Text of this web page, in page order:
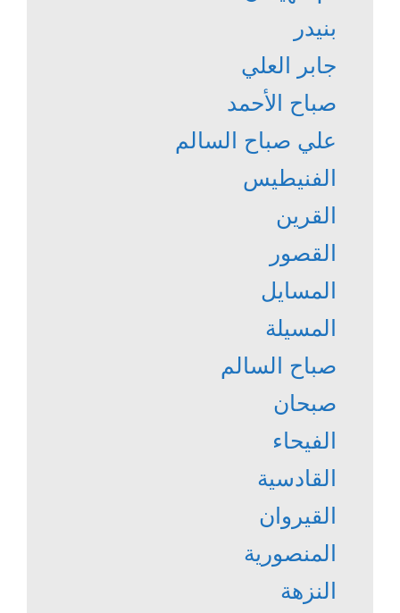
بنيدر
جابر العلي
صباح الأحمد
علي صباح السالم
الفنيطيس
القرين
القصور
المسايل
المسيلة
صباح السالم
صبحان
الفيحاء
القادسية
القيروان
المنصورية
النزهة